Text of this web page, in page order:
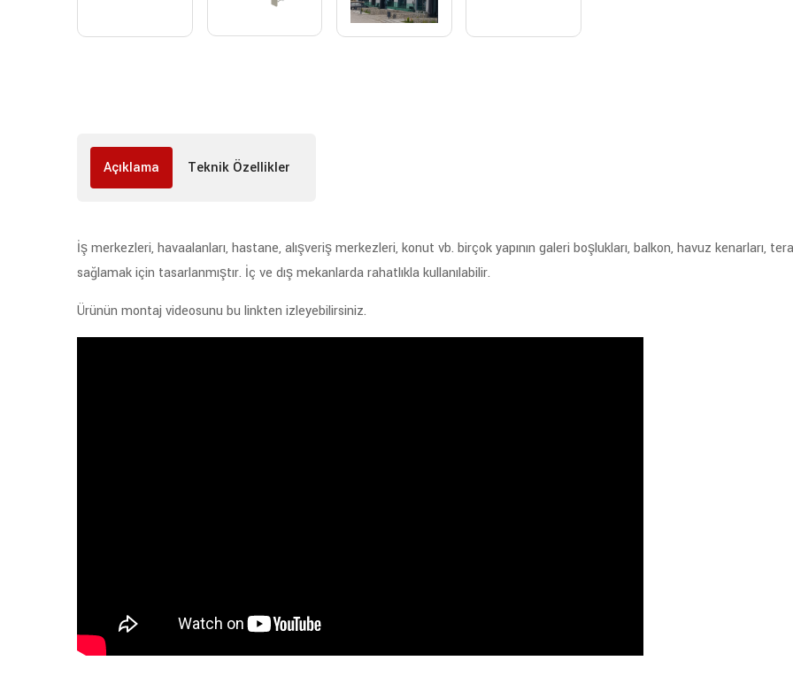
Açıklama Teknik Özellikler
İş merkezleri, havaalanları, hastane, alışveriş merkezleri, konut vb. birçok yapının galeri boşlukları, balkon, havuz kenarları,
sağlamak için tasarlanmıştır. İç ve dış mekanlarda rahatlıkla kullanılabilir.
Ürünün montaj videosunu bu linkten izleyebilirsiniz.